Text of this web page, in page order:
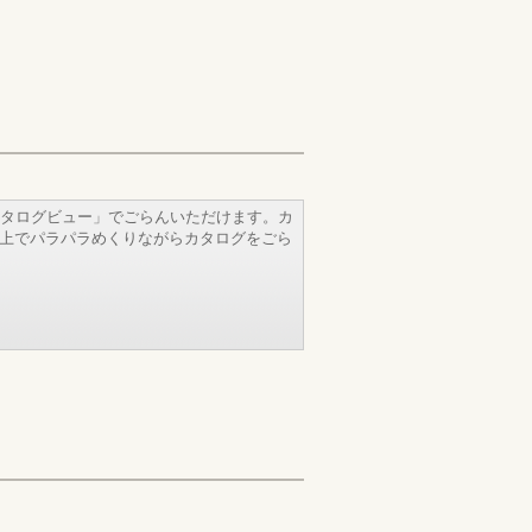
ログビュー」でごらんいただけます。カ
でパラパラめくりながらカタログをごら